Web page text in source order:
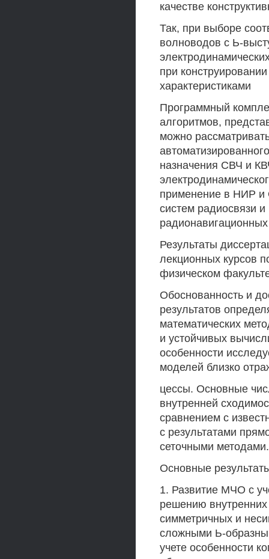
качестве
Так, при выборе
волноводов с Ь-
при
характеристиками
Программный
алгоритмов,
можно
назначения СВЧ и
применение в НИР и
систем радиосвязи
Результаты
лекционных курсов
физическом
Обоснованность и
результатов
математических
и устойчивых
особенности
моделей близко
цессы. Основные
внутренней
сравнением с
с результатами
сеточными методами.
Основные
1. Развитие МЧО с
решению
симметричных и
сложными Ь-
учете особенности